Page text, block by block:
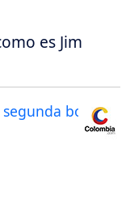
es Jim